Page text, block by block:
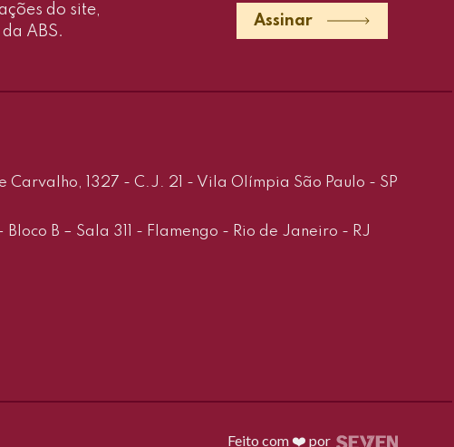
do site,
ABS.
Assinar
Carvalho, 1327 - C.J. 21 - Vila Olímpia São Paulo - SP
B – Sala 311 - Flamengo - Rio de Janeiro - RJ
Feito com ❤️ por